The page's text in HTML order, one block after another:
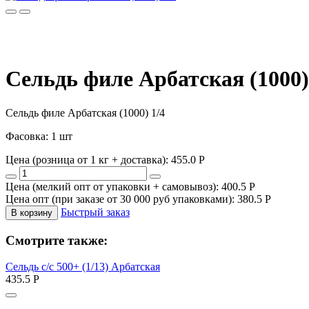
Сельдь филе Арбатская
Сельдь филе Арбатская (1000) 1/4
Фасовка: 1 шт
Цена (розница от 1 кг + доставка): 455.0 P
Цена (мелкий опт от упаковки + самовывоз): 400.5 P
Цена опт (при заказе от 30 000 руб упаковками): 380.5 P
В корзину Быстрый заказ
Смотрите также:
Сельдь с/с 500+ (1/13) Арбатская
435.5 P